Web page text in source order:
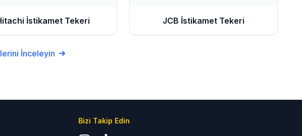
İstikamet Tekeri JCB İstikamet Tekeri
İnceleyin
Bizi Takip Edin